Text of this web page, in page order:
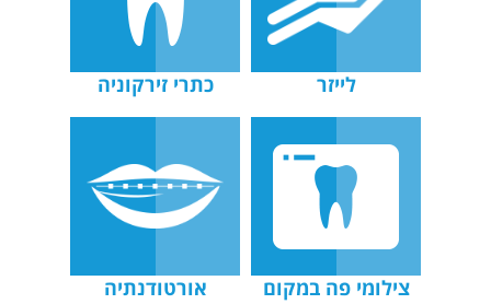
לייזר כתרי זירקוניה
צילומי פה במקום אורטודנתיה